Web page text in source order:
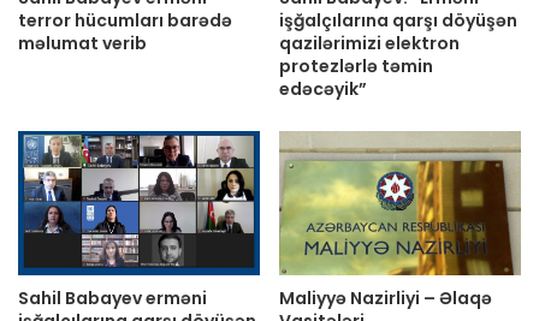
terror hücumları barədə
məlumat verib
işğalçılarına qarşı döyüşən
qazilərimizi elektron
protezlərlə təmin
edəcəyik”
Sahil Babayev erməni
Maliyyə Nazirliyi – Əlaqə